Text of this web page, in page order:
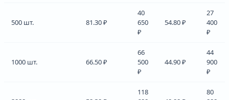
500 шт. 81.30 ₽
40
650
₽
54.80 ₽
27
400
₽
1000 шт. 66.50 ₽
66
500
₽
44.90 ₽
44
900
₽
118
80